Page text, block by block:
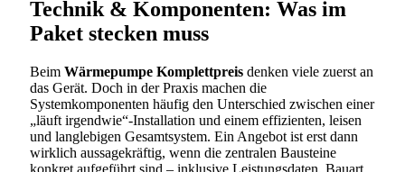
Technik & Komponenten: Was im
Paket stecken muss
Beim Wärmepumpe Komplettpreis denken viele zuerst an
das Gerät. Doch in der Praxis machen die
Systemkomponenten häufig den Unterschied zwischen einer
„läuft irgendwie“-Installation und einem effizienten, leisen
und langlebigen Gesamtsystem. Ein Angebot ist erst dann
wirklich aussagekräftig, wenn die zentralen Bausteine